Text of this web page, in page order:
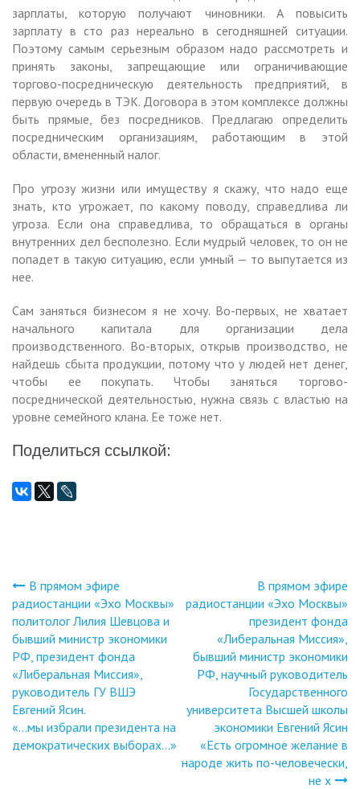
зарплаты, которую получают чиновники. А повысить
зарплату в сто раз нереально в сегодняшней ситуации.
Поэтому самым серьезным образом надо рассмотреть и
принять законы, запрещающие или ограничивающие
торгово-посредническую деятельность предприятий, в
первую очередь в ТЭК. Договора в этом комплексе должны
быть прямые, без посредников. Предлагаю определить
посредническим организациям, работающим в этой
области, вмененный налог.
Про угрозу жизни или имуществу я скажу, что надо еще
знать, кто угрожает, по какому поводу, справедлива ли
угроза. Если она справедлива, то обращаться в органы
внутренних дел бесполезно. Если мудрый человек, то он не
попадет в такую ситуацию, если умный — то выпутается из
нее.
Сам заняться бизнесом я не хочу. Во-первых, не хватает
начального капитала для организации дела
производственного. Во-вторых, открыв производство, не
найдешь сбыта продукции, потому что у людей нет денег,
чтобы ее покупать. Чтобы заняться торгово-
посреднической деятельностью, нужна связь с властью на
уровне семейного клана. Ее тоже нет.
Поделиться ссылкой:
Навигация
по
записям
В прямом эфире
радиостанции «Эхо Москвы»
политолог Лилия Шевцова и
бывший министр экономики
РФ, президент фонда
«Либеральная Миссия»,
руководитель ГУ ВШЭ
Евгений Ясин.
«…мы избрали президента на
демократических выборах…»
В прямом эфире
радиостанции «Эхо Москвы»
президент фонда
«Либеральная Миссия»,
бывший министр экономики
РФ, научный руководитель
Государственного
университета Высшей школы
экономики Евгений Ясин
«Есть огромное желание в
народе жить по-человечески,
не х